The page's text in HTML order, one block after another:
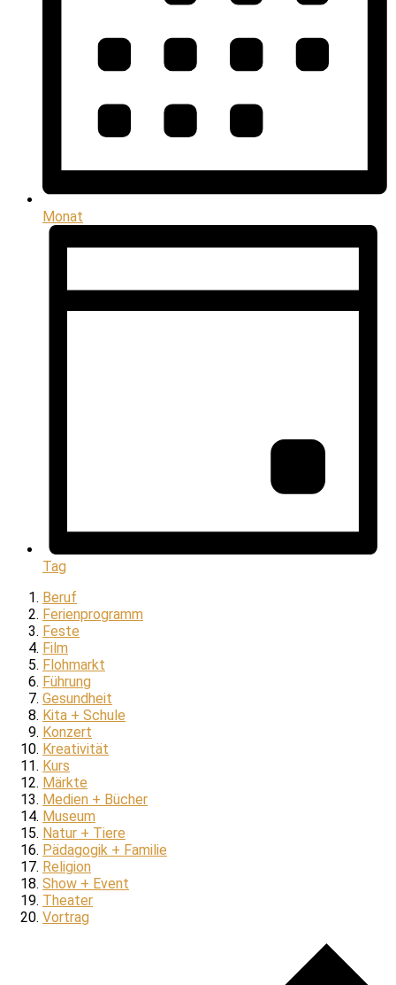
Monat
Tag
Beruf
Ferienprogramm
Feste
Film
Flohmarkt
Führung
Gesundheit
Kita + Schule
Konzert
Kreativität
Kurs
Märkte
Medien + Bücher
Museum
Natur + Tiere
Pädagogik + Familie
Religion
Show + Event
Theater
Vortrag